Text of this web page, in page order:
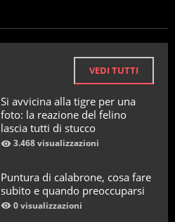
VEDI TUTTI
Si avvicina alla tigre per una
foto: la reazione del felino
lascia tutti di stucco
3.468 visualizzazioni
Puntura di calabrone, cosa fare
subito e quando preoccuparsi
0 visualizzazioni